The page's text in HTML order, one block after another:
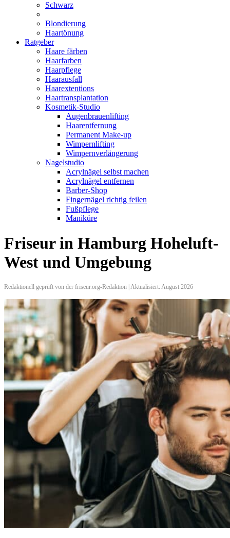
Schwarz
Blondierung
Haartönung
Ratgeber
Haare färben
Haarfarben
Haarpflege
Haarausfall
Haarextentions
Haartransplantation
Kosmetik-Studio
Augenbrauenlifting
Haarentfernung
Permanent Make-up
Wimpernlifting
Wimpernverlängerung
Nagelstudio
Acrylnägel selbst machen
Acrylnägel entfernen
Barber-Shop
Fingernägel richtig feilen
Fußpflege
Maniküre
Friseur in Hamburg Hoheluft-
West und Umgebung
Redaktionell geprüft von der friseur.org-Redaktion | Aktualisiert: August 2026